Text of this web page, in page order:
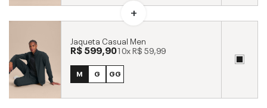
Jaqueta Casual Men
R$ 599,9010xR$ 59,99
M G GG